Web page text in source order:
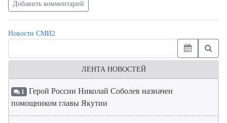
Добавить комментарий
Новости СМИ2
ЛЕНТА НОВОСТЕЙ
1 Герой России Николай Соболев назначен
помощником главы Якутии